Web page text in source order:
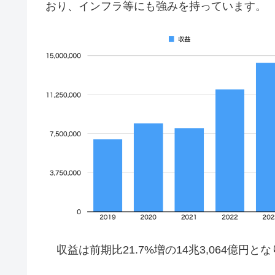
おり、インフラ等にも強みを持っています。
収益は前期比21.7%増の14兆3,064億円とな